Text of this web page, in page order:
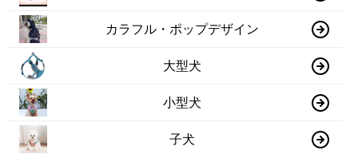
カラフル・ポップデザイン
大型犬
小型犬
子犬